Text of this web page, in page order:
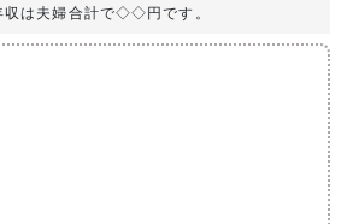
は夫婦合計で◇◇円です。